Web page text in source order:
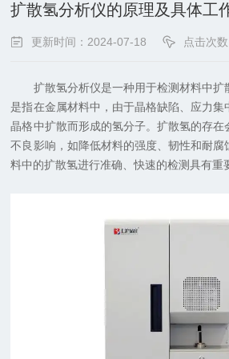
扩散氢分析仪的原理及具体工
更新时间：2024-07-18 点击次
扩散氢分析仪是一种用于检测材料中扩
是指在金属材料中，由于晶格缺陷、应力
晶格中扩散而形成的氢分子。扩散氢的存在
不良影响，如降低材料的强度、韧性和耐
料中的扩散氢进行准确、快速的检测具有重